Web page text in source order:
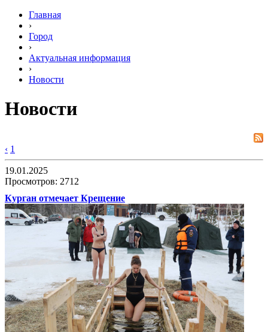
Главная
›
Город
›
Актуальная информация
›
Новости
Новости
‹ 1
19.01.2025
Просмотров: 2712
Курган отмечает Крещение